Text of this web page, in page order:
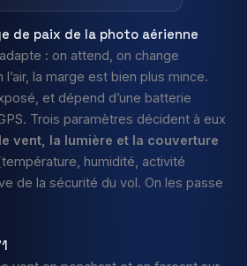
de paix de la photo aérienne
: on attend, on change
l’air, la marge est bien plus mince.
et dépend d’une batterie
Trois paramètres décident à eux
le vent, la lumière et la couverture
humidité, activité
de la sécurité du vol. On les passe